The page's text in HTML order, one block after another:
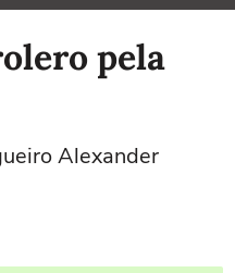
pela
Alexander